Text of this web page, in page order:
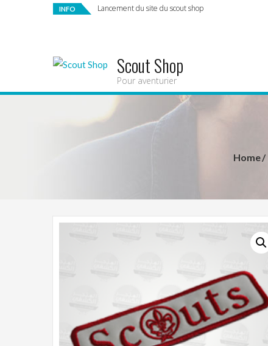
INFO Lancement du site du scout shop
Scout Shop
Pour aventurier
Home